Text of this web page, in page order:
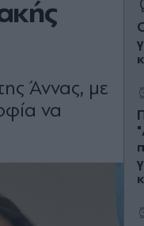
Άννας, με
να